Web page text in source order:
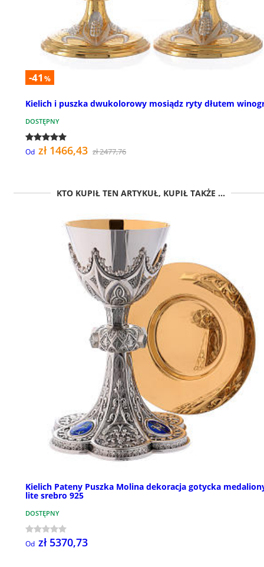
-41 %
Kielich i puszka dwukolorowy mosiądz ryty dłutem
DOSTĘPNY
Od zł 1466,43 zł 2477,76
KTO KUPIŁ TEN ARTYKUŁ, KUPIŁ TAKŻE ...
Kielich Pateny Puszka Molina dekoracja gotycka
lite srebro 925
DOSTĘPNY
Od zł 5370,73